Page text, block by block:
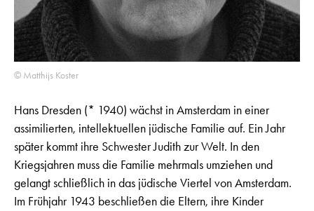
© Matthijs Koster
Hans Dresden (* 1940) wächst in Amsterdam in einer
assimilierten, intellektuellen jüdische Familie auf. Ein Jahr
später kommt ihre Schwester Judith zur Welt. In den
Kriegsjahren muss die Familie mehrmals umziehen und
gelangt schließlich in das jüdische Viertel von Amsterdam.
Im Frühjahr 1943 beschließen die Eltern, ihre Kinder